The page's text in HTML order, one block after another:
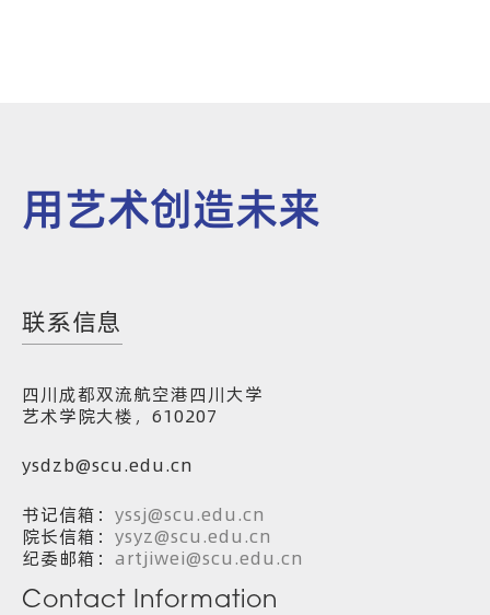
用艺术创造未来
联系信息
四川成都双流航空港四川大学
艺术学院大楼，610207
ysdzb@scu.edu.cn
书记信箱： yssj@scu.edu.cn
院长信箱： ysyz@scu.edu.cn
纪委邮箱： artjiwei@scu.edu.cn
Contact Information